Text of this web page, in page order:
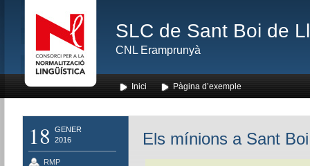
SLC de Sant Boi de
CNL Eramprunyà
Inici Pàgina d’exemple
18
GENER
2016
RMP
Els mínions a Sant